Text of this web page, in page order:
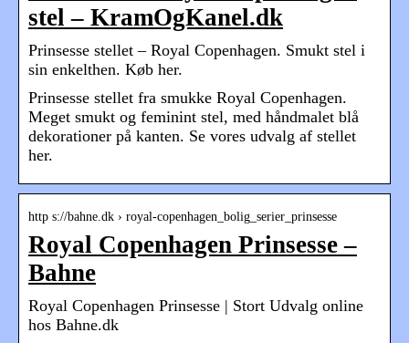
stel – KramOgKanel.dk
Prinsesse stellet – Royal Copenhagen. Smukt stel i
sin enkelthen. Køb her.
Prinsesse stellet fra smukke Royal Copenhagen.
Meget smukt og feminint stel, med håndmalet blå
dekorationer på kanten. Se vores udvalg af stellet
her.
http s://bahne.dk › royal-copenhagen_bolig_serier_prinsesse
Royal Copenhagen Prinsesse –
Bahne
Royal Copenhagen Prinsesse | Stort Udvalg online
hos Bahne.dk